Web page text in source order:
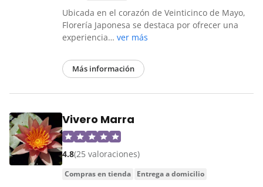
Ubicada en el corazón de Veinticinco de Mayo,
Florería Japonesa se destaca por ofrecer una
experiencia… ver más
Más información
Vivero Marra
4.8(25 valoraciones)
compras en tienda entrega a domicilio